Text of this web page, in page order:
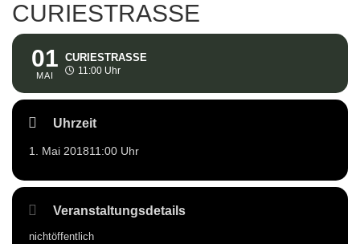
CURIESTRASSE
01
MAI
CURIESTRASSE
11:00 Uhr
Uhrzeit
1. Mai 201811:00 Uhr
Veranstaltungsdetails
nichtöffentlich